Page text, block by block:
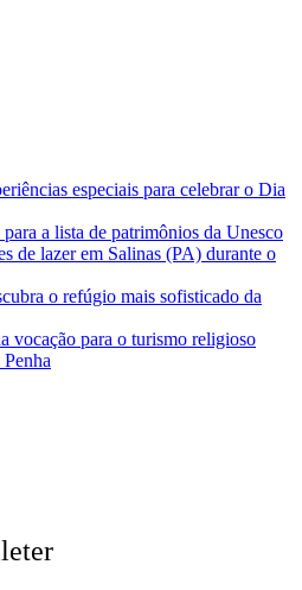
especiais para celebrar o Dia
a lista de patrimônios da Unesco
de lazer em Salinas (PA) durante o
o refúgio mais sofisticado da
vocação para o turismo religioso